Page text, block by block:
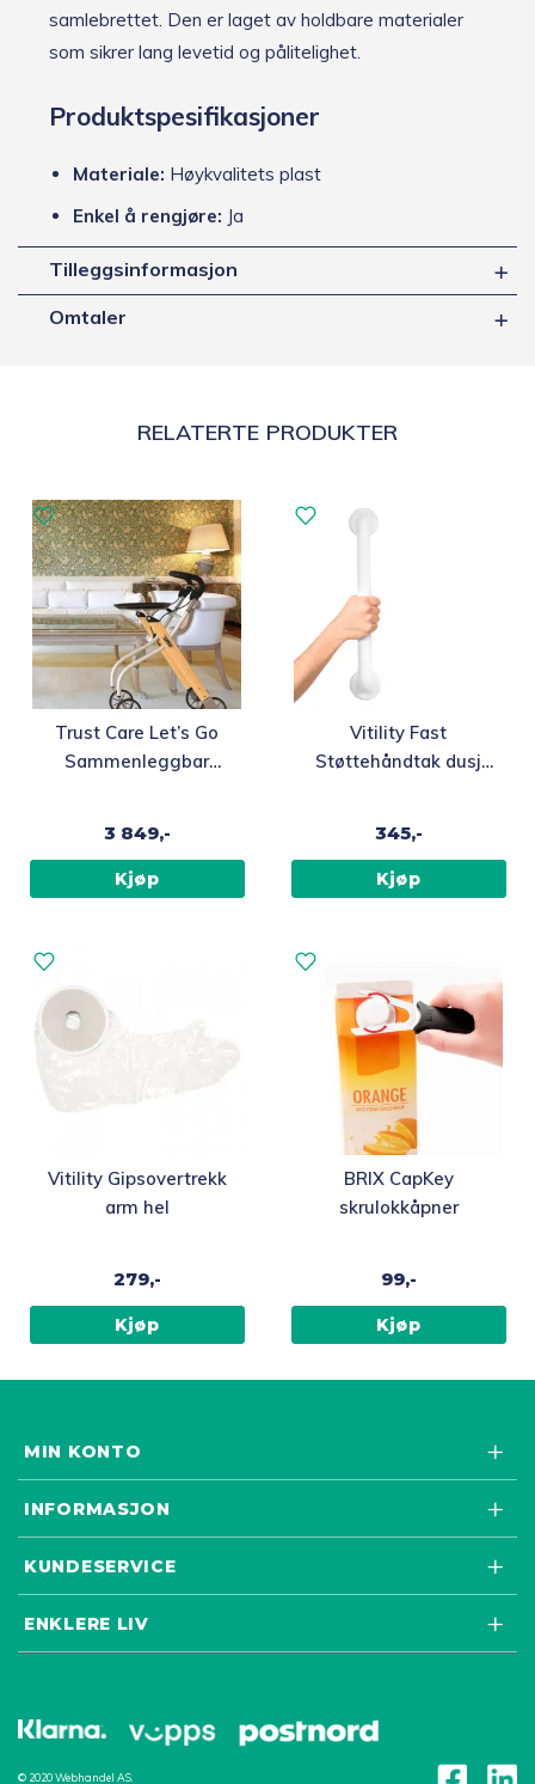
samlebrettet. Den er laget av holdbare materialer
som sikrer lang levetid og pålitelighet.
Produktspesifikasjoner
Materiale: Høykvalitets plast
Enkel å rengjøre: Ja
Tilleggsinformasjon
Omtaler
RELATERTE PRODUKTER
Trust Care Let’s Go
Sammenleggbar
3 849,-
Kjøp
Vitility Fast
Støttehåndtak dusj
345,-
Kjøp
Vitility Gipsovertrekk
arm hel
279,-
Kjøp
BRIX CapKey
skrulokkåpner
99,-
Kjøp
MIN KONTO
INFORMASJON
KUNDESERVICE
ENKLERE LIV
© 2020 Webhandel AS.